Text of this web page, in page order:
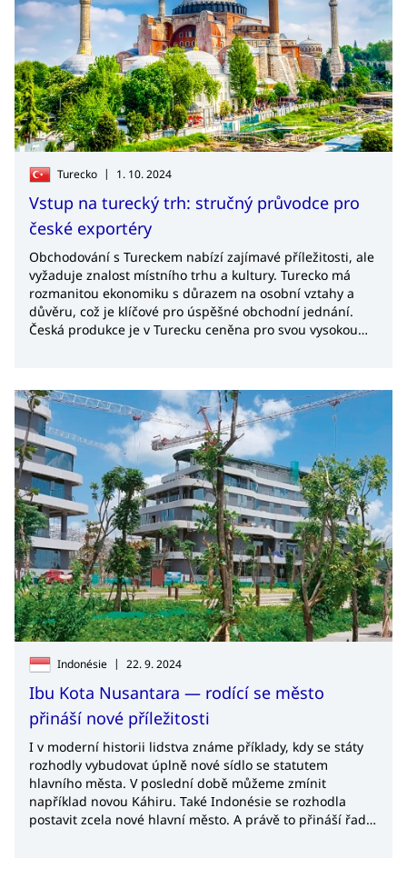
Turecko | 1. 10. 2024
Vstup na turecký trh: stručný průvodce pro
české exportéry
Obchodování s Tureckem nabízí zajímavé příležitosti, ale
vyžaduje znalost místního trhu a kultury. Turecko má
rozmanitou ekonomiku s důrazem na osobní vztahy a
důvěru, což je klíčové pro úspěšné obchodní jednání.
Česká produkce je v Turecku ceněna pro svou vysokou
partnery, dbát na pravidelnou komunikaci a ozbrojit se
trpělivostí. Co dalšího radí Michal Nedělka českým
exportérům při vstupu na turecký trh?
Indonésie | 22. 9. 2024
Ibu Kota Nusantara — rodící se město
přináší nové příležitosti
I v moderní historii lidstva známe příklady, kdy se státy
rozhodly vybudovat úplně nové sídlo se statutem
hlavního města. V poslední době můžeme zmínit
například novou Káhiru. Také Indonésie se rozhodla
postavit zcela nové hlavní město. A právě to přináší řadu